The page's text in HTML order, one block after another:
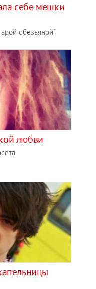
себе мешки
обезьяной"
любви